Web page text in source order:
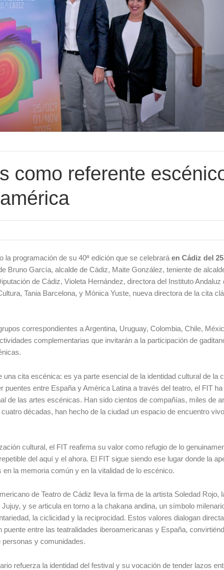
como referente
la programación de su 40ª edición que se celebrará en Cádiz del
Bruno García, alcalde de Cádiz, Maite González, teniente de
de Cádiz, Violeta Hernández, directora del Instituto Andaluz
Tania Barcelona, y Mónica Yuste, nueva directora de la cita
correspondientes a Argentina, Uruguay, Colombia, Chile,
complementarias que invitarán a la participación de
cita escénica: es ya parte esencial de la identidad cultural de la
entre España y América Latina a través del teatro, el FIT ha
de las artes escénicas. Han sido cientos de compañías, miles de
décadas, han hecho de la ciudad un espacio de encuentro
cultural, el FIT reafirma su valor como refugio de lo
del aquí y el ahora. El FIT sigue siendo ese lugar donde la
la memoria común y en la vitalidad de lo escénico.
de Teatro de Cádiz lleva la firma de la artista Soledad Rojo,
y se articula en torno a la chakana andina, un símbolo
la ciclicidad y la reciprocidad. Estos valores dialogan
entre las teatralidades iberoamericanas y España,
y comunidades.
refuerza la identidad del festival y su vocación de tender lazos